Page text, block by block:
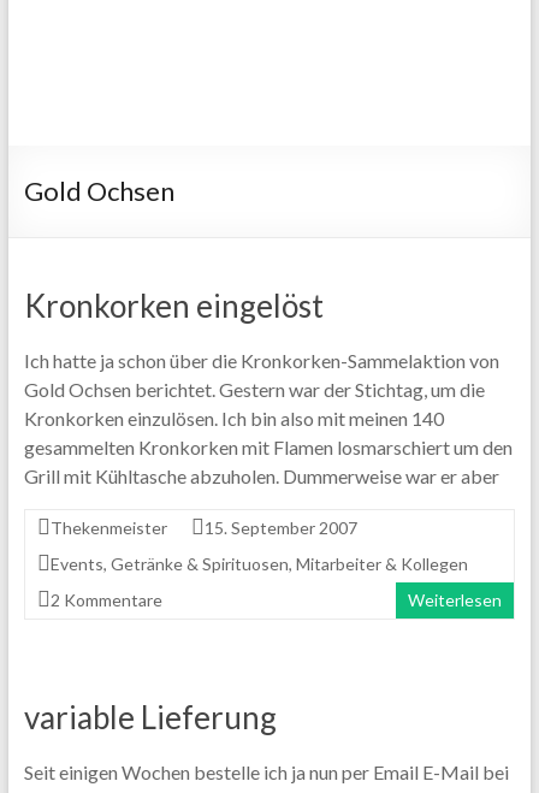
Gold Ochsen
Kronkorken eingelöst
Ich hatte ja schon über die Kronkorken-Sammelaktion von
Gold Ochsen berichtet. Gestern war der Stichtag, um die
Kronkorken einzulösen. Ich bin also mit meinen 140
gesammelten Kronkorken mit Flamen losmarschiert um den
Grill mit Kühltasche abzuholen. Dummerweise war er aber
Thekenmeister
15. September 2007
Events, Getränke & Spirituosen, Mitarbeiter & Kollegen
2 Kommentare
Weiterlesen
variable Lieferung
Seit einigen Wochen bestelle ich ja nun per Email E-Mail bei